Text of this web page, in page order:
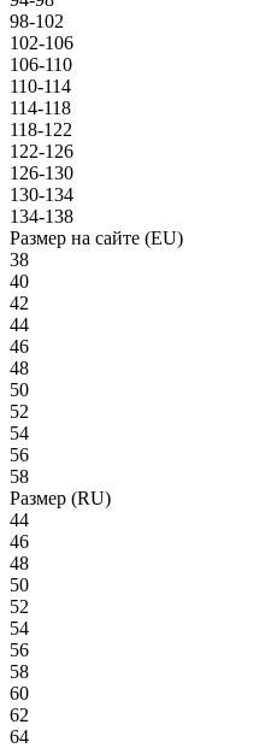
98-102
102-106
106-110
110-114
114-118
118-122
122-126
126-130
130-134
134-138
Размер на сайте (EU)
38
40
42
44
46
48
50
52
54
56
58
Размер (RU)
44
46
48
50
52
54
56
58
60
62
64